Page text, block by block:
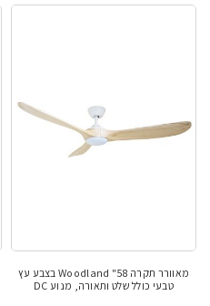
מאוורר תקרה 58" Woodland בצבע עץ
טבעי כולל שלט ותאורה, מנוע DC